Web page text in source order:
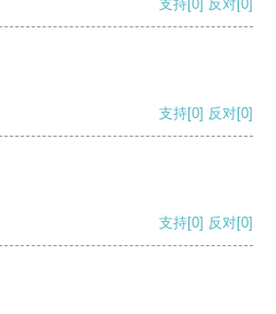
支持[0] 反对[0]
支持[0] 反对[0]
支持[0] 反对[0]